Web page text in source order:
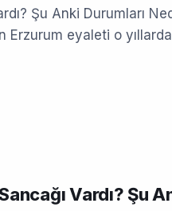
Şu Anki Durumları
eyaleti o
Vardı? Şu